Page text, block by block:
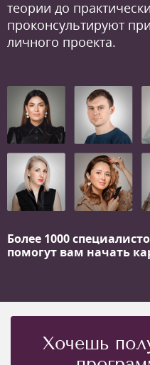
теории до
проконсультируют
личного проекта.
Более 1000
помогут вам начать
Хочешь